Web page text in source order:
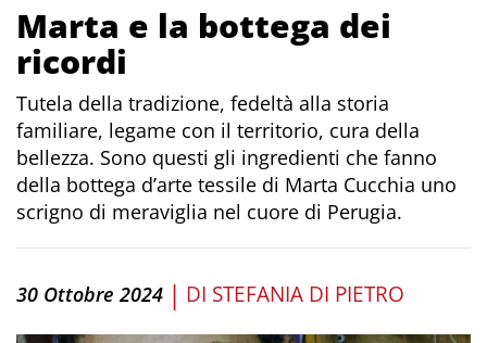
Marta e la bottega dei
ricordi
Tutela della tradizione, fedeltà alla storia
familiare, legame con il territorio, cura della
bellezza. Sono questi gli ingredienti che fanno
della bottega d’arte tessile di Marta Cucchia uno
scrigno di meraviglia nel cuore di Perugia.
30 Ottobre 2024 | DI STEFANIA DI PIETRO